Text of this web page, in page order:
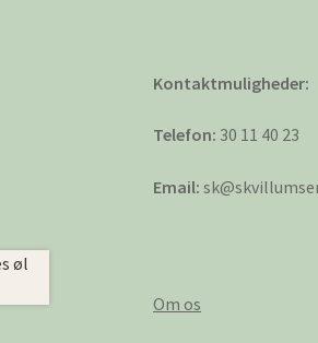
Kontaktmuligheder:
Telefon: 30 11 40 23
Email:
Om os